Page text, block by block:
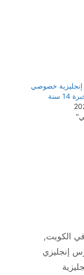
إنجليزية خصوصي
سنة
الكويت,
إنجليزي